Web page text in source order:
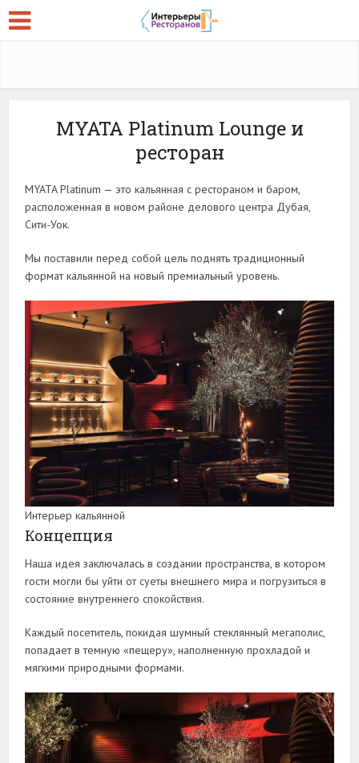
MYATA Platinum Lounge и
ресторан
MYATA Platinum — это кальянная с рестораном и баром,
расположенная в новом районе делового центра Дубая,
Сити-Уок.
Мы поставили перед собой цель поднять традиционный
формат кальянной на новый премиальный уровень.
Интерьер кальянной
Концепция
Наша идея заключалась в создании пространства, в котором
гости могли бы уйти от суеты внешнего мира и погрузиться в
состояние внутреннего спокойствия.
Каждый посетитель, покидая шумный стеклянный мегаполис,
попадает в темную «пещеру», наполненную прохладой и
мягкими природными формами.